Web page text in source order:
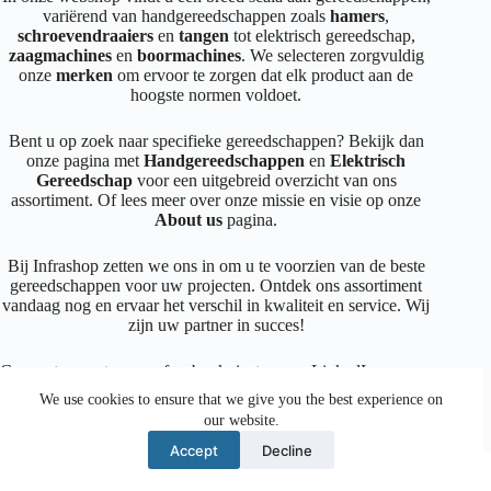
We use cookies to ensure that we give you the best experience on
our website.
Accept Decline
variërend van handgereedschappen zoalshamers,
schroevendraaiersen tangen tot elektrisch gereedschap,
zaagmachines en boormachines. We selecteren zorgvuldig
onzemerkenom ervoor te zorgen dat elk product aan de
hoogste normen voldoet.
Bent u op zoek naar specifieke gereedschappen? Bekijk dan
onze pagina metHandgereedschappen enElektrisch
Gereedschapvoor een uitgebreid overzicht van ons
assortiment. Of lees meer over onze missie en visie op onze
About us pagina.
Bij Infrashop zetten we ons in om u te voorzien van de beste
gereedschappen voor uw projecten. Ontdek ons assortiment
vandaag nog en ervaar het verschil in kwaliteit en service. Wij
zijn uw partner in succes!
Connecteer met ons op facebook instagram LinkedIn
Facebook
Instagram
LinkedIn
© 2026 Crea Design BE0464.993.353 |Cookie Policy